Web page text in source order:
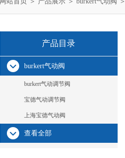
产品目录
burkert气动阀
burkert气动调节阀
宝德气动调节阀
上海宝德气动阀
查看全部